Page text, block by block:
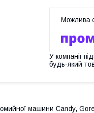
У компанії
будь-який
машини Candy,